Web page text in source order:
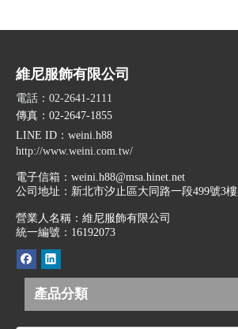
維尼服飾有限公司
電話：02-2641-2111
傳真：02-2647-1855
LINE ID ：weini.h88
http://www.weini.com.tw/
電子信箱： weini.h88@msa.hinet.net
公司地址： 新北市汐止區大同路一段499號3
營業人名稱：維尼服飾有限公司
統一編號：16192073
產品分類